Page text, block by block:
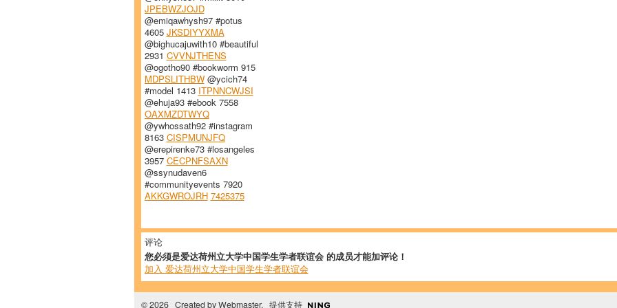
JPEBWZJOJD
@emiqawhysh97 #potus
4605 JKSDIYYXMA
@bighucajuwith10 #beautiful
2931 CVVNJTHENS
@ogotho90 #bookworm 915
MDPSLITHBW@ycich74
#model 1413 ITPNNCWJSI
@ehuja93 #ebook 7558
OAXMZDTWYQ
@ywhossath92 #instagram
8163 CISPMUNJFQ
@erepirenke73 #losangeles
3957 CECPNFSAXN
@ssynudaven6
#communityevents 7920
AKKGWROJRH 7425375
评论
您必须是爱达荷州立大学中国学生学者联谊会 的成员才能加评论！
加入 爱达荷州立大学中国学生学者联谊会
© 2026 Created byWebmaster. 提供支持